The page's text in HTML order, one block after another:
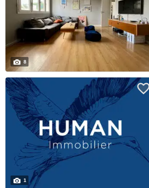
8
1